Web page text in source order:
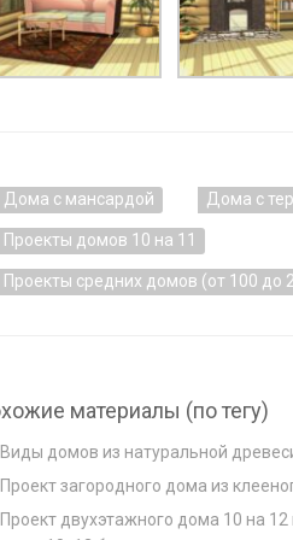
Дома с мансардой Дома с
Проекты домов 10 на 11
Проекты средних домов (от 100 до
материалы (по тегу)
Виды домов из натуральной
Проект загородного дома из
Проект двухэтажного дома 10 на 12